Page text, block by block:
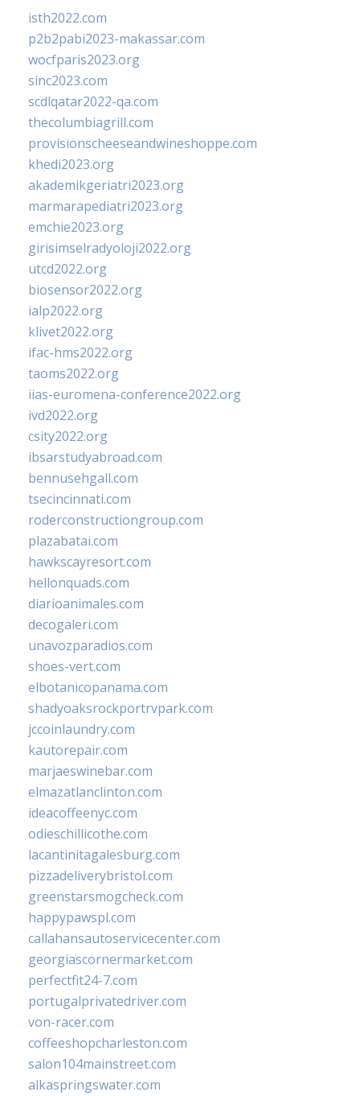
isth2022.com
p2b2pabi2023-makassar.com
wocfparis2023.org
sinc2023.com
scdlqatar2022-qa.com
thecolumbiagrill.com
provisionscheeseandwineshoppe.com
khedi2023.org
akademikgeriatri2023.org
marmarapediatri2023.org
emchie2023.org
girisimselradyoloji2022.org
utcd2022.org
biosensor2022.org
ialp2022.org
klivet2022.org
ifac-hms2022.org
taoms2022.org
iias-euromena-conference2022.org
ivd2022.org
csity2022.org
ibsarstudyabroad.com
bennusehgall.com
tsecincinnati.com
roderconstructiongroup.com
plazabatai.com
hawkscayresort.com
hellonquads.com
diarioanimales.com
decogaleri.com
unavozparadios.com
shoes-vert.com
elbotanicopanama.com
shadyoaksrockportrvpark.com
jccoinlaundry.com
kautorepair.com
marjaeswinebar.com
elmazatlanclinton.com
ideacoffeenyc.com
odieschillicothe.com
lacantinitagalesburg.com
pizzadeliverybristol.com
greenstarsmogcheck.com
happypawspl.com
callahansautoservicecenter.com
georgiascornermarket.com
perfectfit24-7.com
portugalprivatedriver.com
von-racer.com
coffeeshopcharleston.com
salon104mainstreet.com
alkaspringswater.com